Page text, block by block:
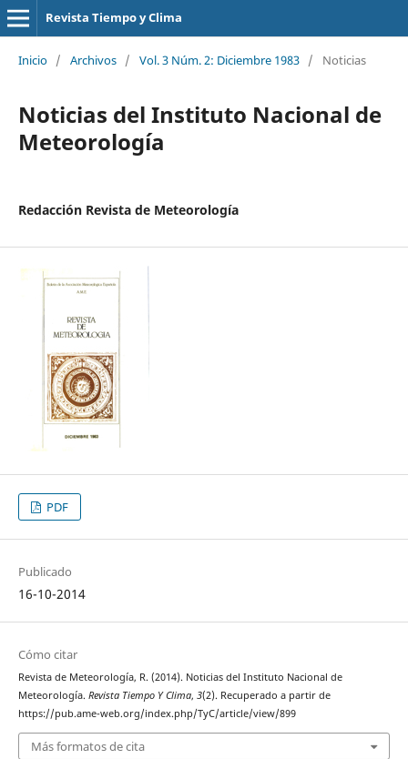
Revista Tiempo y Clima
Inicio / Archivos / Vol. 3 Núm. 2: Diciembre 1983 / Noticias
Noticias del Instituto Nacional de
Meteorología
Redacción Revista de Meteorología
PDF
Publicado
16-10-2014
Cómo citar
Revista de Meteorología, R. (2014). Noticias del Instituto Nacional de
Meteorología. Revista Tiempo Y Clima, 3(2). Recuperado a partir de
https://pub.ame-web.org/index.php/TyC/article/view/899
Más formatos de cita